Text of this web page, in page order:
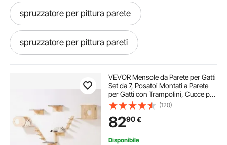
spruzzatore per pittura parete
spruzzatore per pittura pareti
libreria a parete industriale
VEVOR Mensole da Parete per Gatti
Set da 7, Posatoi Montati a Parete
per Gatti con Trampolini, Cucce per
gatti, Amache, Set di Mobili da
Parete per Gatti Fino a 18,14 kg per
Dormire, Arrampicarsi
(120)
8290€
Disponibile